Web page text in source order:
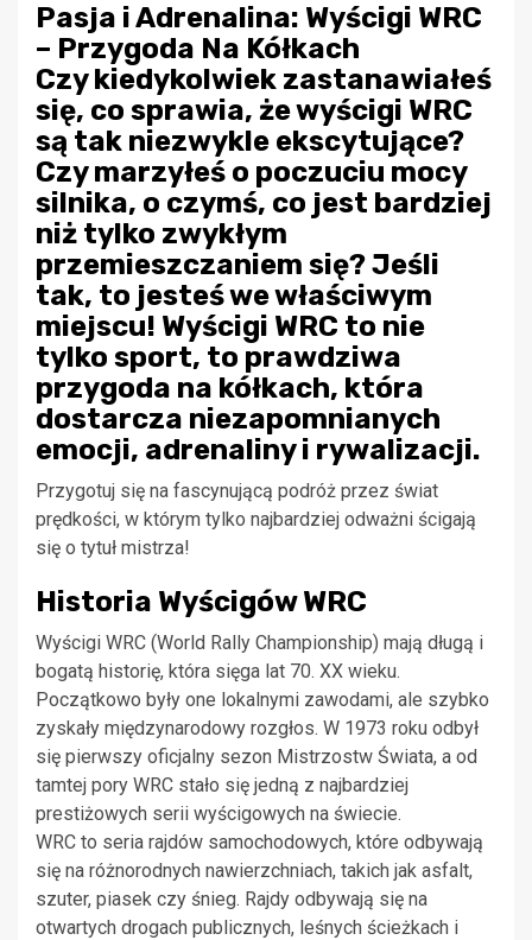
Pasja i Adrenalina: Wyścigi WRC
– Przygoda Na Kółkach
Czy kiedykolwiek zastanawiałeś
się, co sprawia, że wyścigi WRC
są tak niezwykle ekscytujące?
Czy marzyłeś o poczuciu mocy
silnika, o czymś, co jest bardziej
niż tylko zwykłym
przemieszczaniem się? Jeśli
tak, to jesteś we właściwym
miejscu! Wyścigi WRC to nie
tylko sport, to prawdziwa
przygoda na kółkach, która
dostarcza niezapomnianych
emocji, adrenaliny i rywalizacji.
Przygotuj się na fascynującą podróż przez świat
prędkości, w którym tylko najbardziej odważni ścigają
się o tytuł mistrza!
Historia Wyścigów WRC
Wyścigi WRC (World Rally Championship) mają długą i
bogatą historię, która sięga lat 70. XX wieku.
Początkowo były one lokalnymi zawodami, ale szybko
zyskały międzynarodowy rozgłos. W 1973 roku odbył
się pierwszy oficjalny sezon Mistrzostw Świata, a od
tamtej pory WRC stało się jedną z najbardziej
prestiżowych serii wyścigowych na świecie.
WRC to seria rajdów samochodowych, które odbywają
się na różnorodnych nawierzchniach, takich jak asfalt,
szuter, piasek czy śnieg. Rajdy odbywają się na
otwartych drogach publicznych, leśnych ścieżkach i